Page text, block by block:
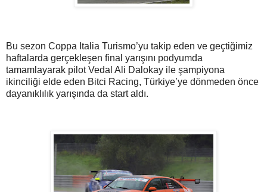
Bu sezon Coppa Italia Turismo’yu takip eden ve geçtiğimiz
haftalarda gerçekleşen final yarışını podyumda
tamamlayarak pilot Vedal Ali Dalokay ile şampiyona
ikinciliği elde eden Bitci Racing, Türkiye’ye dönmeden önce
dayanıklılık yarışında da start aldı.